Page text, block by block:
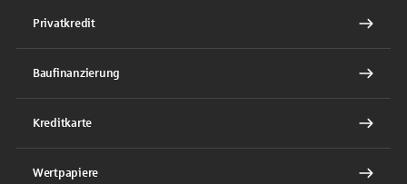
Privatkredit
Baufinanzierung
Kreditkarte
Wertpapiere